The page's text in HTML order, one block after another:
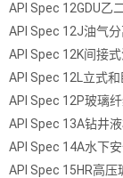
API Spec 12GDU乙
API Spec 12J油气
API Spec 12K间接
API Spec 12L立式
API Spec 12P玻璃
API Spec 13A钻井
API Spec 14A水下
API Spec 15HR高压